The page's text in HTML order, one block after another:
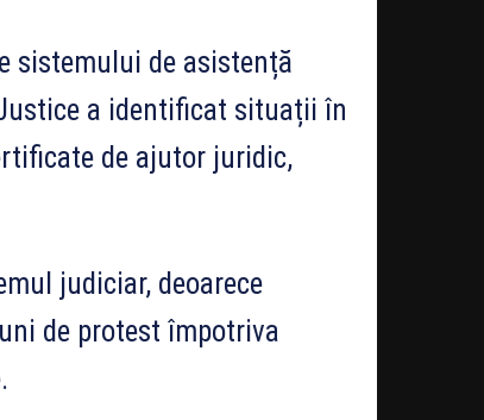
sistemului de asistență
a identificat situații în
de ajutor juridic,
judiciar, deoarece
de protest împotriva